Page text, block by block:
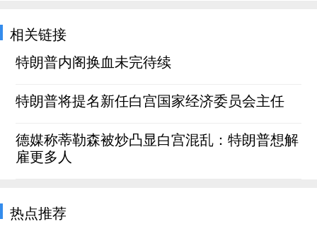
相关链接
特朗普内阁换血未完待续
特朗普将提名新任白宫国家经济委员会主任
德媒称蒂勒森被炒凸显白宫混乱：特朗普想解
雇更多人
热点推荐